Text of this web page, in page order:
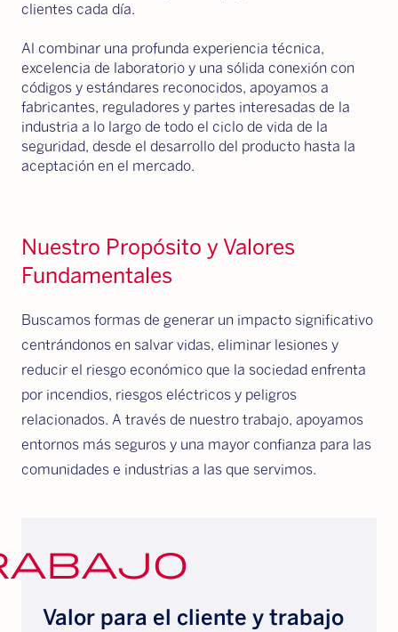
clientes cada día.
Al combinar una profunda experiencia técnica,
excelencia de laboratorio y una sólida conexión con
códigos y estándares reconocidos, apoyamos a
fabricantes, reguladores y partes interesadas de la
industria a lo largo de todo el ciclo de vida de la
seguridad, desde el desarrollo del producto hasta la
aceptación en el mercado.
Nuestro Propósito y Valores
Fundamentales
Buscamos formas de generar un impacto significativo
centrándonos en salvar vidas, eliminar lesiones y
reducir el riesgo económico que la sociedad enfrenta
por incendios, riesgos eléctricos y peligros
relacionados. A través de nuestro trabajo, apoyamos
entornos más seguros y una mayor confianza para las
comunidades e industrias a las que servimos.
Valor para el cliente y trabajo